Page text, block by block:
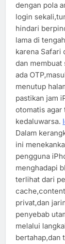
dengan pola
login
hindari
lama di
karena Safari
dan
ada
menutup
pastikan jam
otomatis agar
kedaluwarsa.
Dalam
ini
pengguna
menghadapi
terlihat dari
privat,dan
penyebab
melalui
bertahap,dan